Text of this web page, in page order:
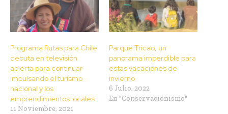
Programa Rutas para Chile
debuta en televisión
abierta para continuar
impulsando el turismo
nacional y los
emprendimientos locales
11 Noviembre, 2021
Parque Tricao, un
panorama imperdible para
estas vacaciones de
invierno
6 Julio, 2022
En "Conservacionismo"